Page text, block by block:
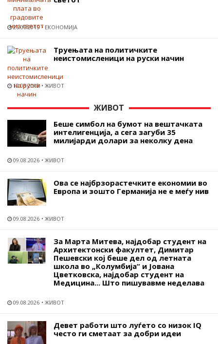
26.05.2015 ЕКОНОМИЈА
Труењата на политичките
неистомисленици на руски начин
12.03.2018 ЖИВОТ
ЖИВОТ
Беше симбол на бумот на вештачката
интелигенција, а сега загуби 35
милијарди долари за неколку дена
09.08.2026 ЖИВОТ
Ова се најбрзорастечките економии во
Европа и зошто Германија не е меѓу нив
09.08.2026 ЖИВОТ
За Марта Митева, најдобар студент на
Архитектонски факултет, Димитар
Пешевски кој беше дел од летната
школа во „Колумбија“ и Јована
Цветковска, најдобар студент на
Медицина... Што пишувавме неделава
09.08.2026 ЖИВОТ
Девет работи што луѓето со низок IQ
често ги сметаат за добри идеи